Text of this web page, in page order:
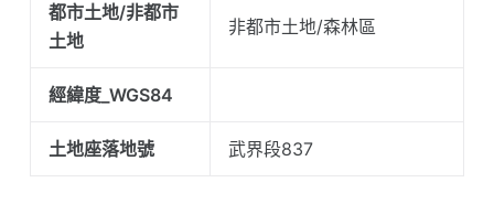
都市土地/非都市
土地
非都市土地/森林區
經緯度_WGS84
土地座落地號 武界段837